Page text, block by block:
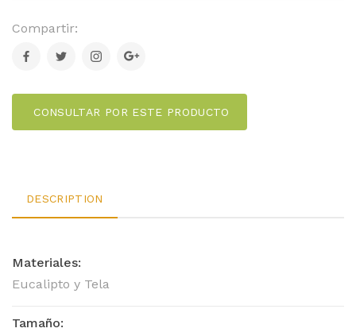
Compartir:
CONSULTAR POR ESTE PRODUCTO
DESCRIPTION
Materiales:
Eucalipto y Tela
Tamaño: